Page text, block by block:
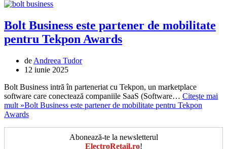
Bolt Business este partener de mobilitate
pentru Tekpon Awards
de Andreea Tudor
12 iunie 2025
Bolt Business intră în parteneriat cu Tekpon, un marketplace
software care conectează companiile SaaS (Software… Citește mai
mult »Bolt Business este partener de mobilitate pentru Tekpon
Awards
Abonează-te la newsletterul
ElectroRetail.ro!